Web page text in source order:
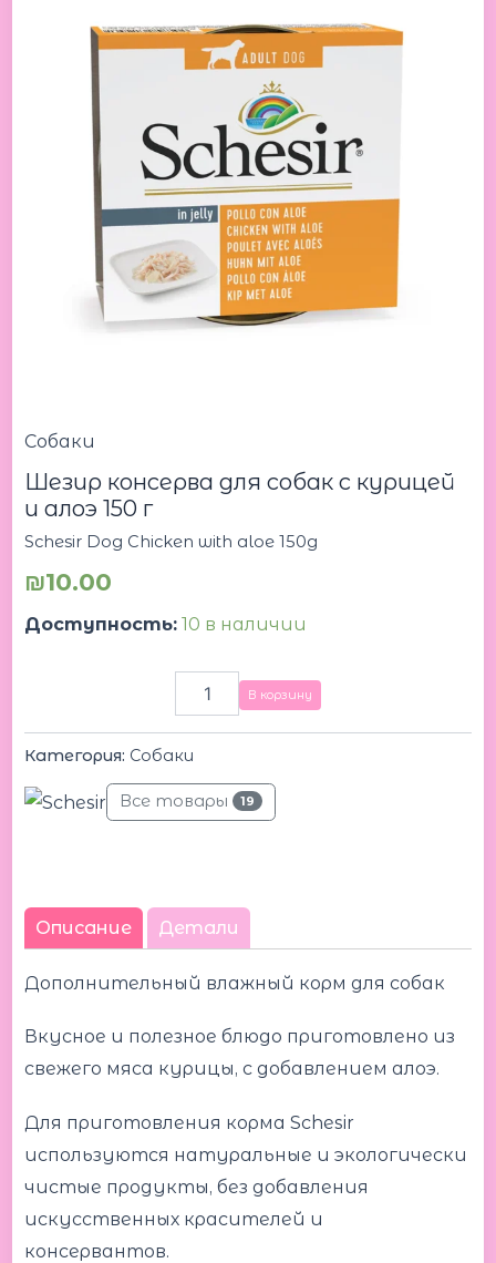
Собаки
Шезир консерва для собак с курицей
и алоэ 150 г
Schesir Dog Chicken with aloe 150g
₪10.00
Доступность: 10 в наличии
with
aloe
консерва
для
собак
с
курицей
алоэ
150
г
В корзину
Категория: Собаки
Все товары 19
Описание Детали
Дополнительный влажный корм для собак
Вкусное и полезное блюдо приготовлено из
свежего мяса курицы, с добавлением алоэ.
Для приготовления корма Schesir
используются натуральные и экологически
чистые продукты, без добавления
искусственных красителей и
консервантов.